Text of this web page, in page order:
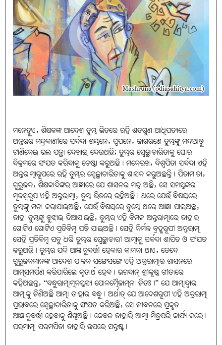
ମନେହୁଏ, ଶିକ୍ଷକଙ୍କ ଆଦେଶ ତୁମ୍ଭ ଭିତରେ ରହି ଶତଗୁଣ ଆଧିପତ୍ୟରେ
ଅନ୍ତରର ମନ୍ଦ୍ରବାଣୀରେ ସର୍ବଦା ଶୟନେ, ସ୍ୱପନେ, ଜାଗରଣେ ତୁମ୍ଭଙ୍କୁ ମନ୍ଦଆଡ଼ୁ
ଟାଣିନେଇ ଭଲ ପନ୍ଥା ଦେଖାଇ ଦେଉଅଛି; ତୁମ୍ଭର ସ୍ୱେଚ୍ଛାଚାରିତାକୁ ଘୋର
ବିକ୍ରମରେ ସଂଯତ କରିବାକୁ ଚେଷ୍ଟା କରୁଅଛି। ମନେରଖ, ବିଶ୍ୱପିତା ସର୍ବଦା ଏହି
ଅନ୍ତରାତ୍ମାରୂପରେ ରହି ତୁମ୍ଭର ସ୍ୱେଚ୍ଛାଚାରିତାକୁ ଶାସନ କରୁଅଛନ୍ତି। ପିତାମାତା,
ଗୁରୁଜନ, ଶିକ୍ଷକାଦିଙ୍କର ଆଜ୍ଞାରେ ଯେ ଶାସନର ମନ୍ତ୍ର ଅଛି, ସେ ସମସ୍ତଙ୍କର
ମୂଳସ୍ୱରୂପ ଏହି ଅନ୍ତରାତ୍ମା, ତୁମ୍ଭ ଭିତରେ ରହିଅଛି। ଥରେ ଯେଉଁ ବିଷୟରେ
ତୁମ୍ଭଙ୍କୁ ମନା କରାଯାଇଅଛି, ଯେଉଁ ବିଷୟରେ ତୁମ୍ଭେ ଥରେ ଆଜ୍ଞା ପାଇଅଛ,
ତାହା ତୁମ୍ଭଙ୍କୁ ବୁଝାଇ ଦିଆଯାଇଛି, ତୁମ୍ଭର ଏହି ବିମଳ ଅନ୍ତରାତ୍ମାରେ ତାହାର
ଗୋଟିଏ ଗୋଟିଏ ପ୍ରତିବିମ୍ବ ପଡ଼ି ଯାଇଅଛି। ସେହି ନିର୍ମଳ ବ୍ରହ୍ମରୂପୀ ଅନ୍ତରାତ୍ମା
ସେହି ପ୍ରତିବିମ୍ବ ସବୁ ଧରି ତୁମ୍ଭର ସ୍ୱେଚ୍ଛାଚାରୀ ଆତ୍ମାକୁ ସର୍ବଦା ଶାସିତ ଓ ସଂଯତ
କରୁଅଛି। ତୁମ୍ଭର ଯଦି ଆଜ୍ଞାନୁବର୍ତ୍ତୀ ହେବାର କାମନା ଥାଏ, ତେବେ
ଗୁରୁଜନମାନଙ୍କ ଆଦେଶ ପାଳନ ସଙ୍ଗେସଙ୍ଗେ ଏହି ଅନ୍ତରାତ୍ମାର ଶାସନରେ
ଆତ୍ମସମର୍ପଣ କରିପାରିଲେ କୃତାର୍ଥ ହେବ। ଭଗବାନ୍ ଶ୍ରୀକୃଷ୍ଣ ଗୀତାରେ
କହିଅଛନ୍ତ, “ବନ୍ଧୁରାତ୍ମାତ୍ମନସ୍ତସ୍ୟ ଯୋନତ୍ମୈଜାତ୍ମନା ଜିତଃ।” ଯେ ଆତ୍ମାଦ୍ୱାରା
ଆତ୍ମାକୁ ଜିଣିଅଛି ଆତ୍ମା ତାହାର ବନ୍ଧୁ। ଅର୍ଥାତ୍ ଯେ ଆଦେଶରୂପୀ ଏହି ଅନ୍ତରାତ୍ମା
ପ୍ରଭାବରେ ସ୍ୱେଚ୍ଛାଚାରିତାକୁ ସଂଯତ କରିଅଛି, ସେ ଜୀବନରେ ପ୍ରକୃତ
ଆଜ୍ଞାନୁବର୍ତ୍ତୀ ହେବାକୁ ଶିଖିଅଛି। କେବଳ ତାହାରି ଆତ୍ମା ମିତ୍ରପରି କାର୍ଯ୍ୟ କରେ।
ପରମାତ୍ମା ପରମପିତା ତାହାରି ଉପରେ ସନ୍ତଷ୍ଟ।